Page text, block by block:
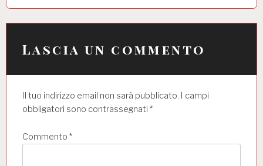
a
Lascia un commento
Il tuo indirizzo email non sarà pubblicato. I campi
obbligatori sono contrassegnati *
Commento *